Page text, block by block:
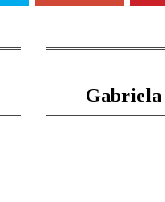
Gabriela